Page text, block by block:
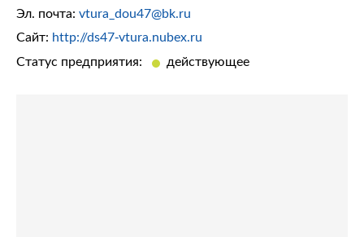
Эл. почта: vtura_dou47@bk.ru
Сайт: http://ds47-vtura.nubex.ru
Статус предприятия:
действующее